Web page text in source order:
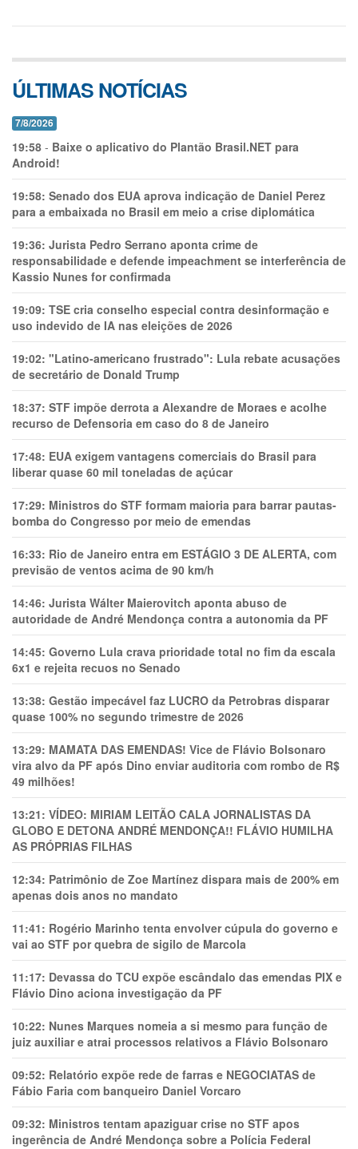
ÚLTIMAS NOTÍCIAS
7/8/2026
19:58 - Baixe o aplicativo do Plantão Brasil.NET para
Android!
19:58: Senado dos EUA aprova indicação de Daniel Perez
para a embaixada no Brasil em meio a crise diplomática
19:36: Jurista Pedro Serrano aponta crime de
responsabilidade e defende impeachment se interferência de
Kassio Nunes for confirmada
19:09: TSE cria conselho especial contra desinformação e
uso indevido de IA nas eleições de 2026
19:02: "Latino-americano frustrado": Lula rebate acusações
de secretário de Donald Trump
18:37: STF impõe derrota a Alexandre de Moraes e acolhe
recurso de Defensoria em caso do 8 de Janeiro
17:48: EUA exigem vantagens comerciais do Brasil para
liberar quase 60 mil toneladas de açúcar
17:29: Ministros do STF formam maioria para barrar pautas-
bomba do Congresso por meio de emendas
16:33: Rio de Janeiro entra em ESTÁGIO 3 DE ALERTA, com
previsão de ventos acima de 90 km/h
14:46: Jurista Wálter Maierovitch aponta abuso de
autoridade de André Mendonça contra a autonomia da PF
14:45: Governo Lula crava prioridade total no fim da escala
6x1 e rejeita recuos no Senado
13:38: Gestão impecável faz LUCRO da Petrobras disparar
quase 100% no segundo trimestre de 2026
13:29: MAMATA DAS EMENDAS! Vice de Flávio Bolsonaro
vira alvo da PF após Dino enviar auditoria com rombo de R$
49 milhões!
13:21: VÍDEO: MIRIAM LEITÃO CALA JORNALISTAS DA
GLOBO E DETONA ANDRÉ MENDONÇA!! FLÁVIO HUMILHA
AS PRÓPRIAS FILHAS
12:34: Patrimônio de Zoe Martínez dispara mais de 200% em
apenas dois anos no mandato
11:41: Rogério Marinho tenta envolver cúpula do governo e
vai ao STF por quebra de sigilo de Marcola
11:17: Devassa do TCU expõe escândalo das emendas PIX e
Flávio Dino aciona investigação da PF
10:22: Nunes Marques nomeia a si mesmo para função de
juiz auxiliar e atrai processos relativos a Flávio Bolsonaro
09:52: Relatório expõe rede de farras e NEGOCIATAS de
Fábio Faria com banqueiro Daniel Vorcaro
09:32: Ministros tentam apaziguar crise no STF apos
ingerência de André Mendonça sobre a Polícia Federal